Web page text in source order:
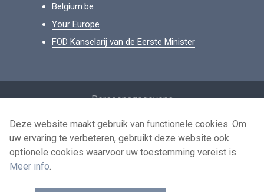
Belgium.be
Your Europe
FOD Kanselarij van de Eerste Minister
Persoonsgegevens
Voorwaarden voor het hergebruik
Contacteer ons
Deze website maakt gebruik van functionele cookies. Om
uw ervaring te verbeteren, gebruikt deze website ook
optionele cookies waarvoor uw toestemming vereist is.
Meer info.